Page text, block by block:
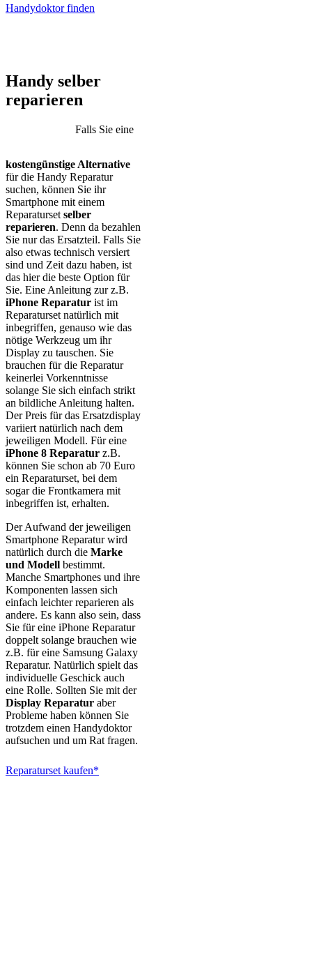
Handydoktor finden
Handy selber
reparieren
Falls Sie eine
kostengünstige Alternative
für die Handy Reparatur
suchen, können Sie ihr
Smartphone mit einem
Reparaturset selber
reparieren. Denn da bezahlen
Sie nur das Ersatzteil. Falls Sie
also etwas technisch versiert
sind und Zeit dazu haben, ist
das hier die beste Option für
Sie. Eine Anleitung zur z.B.
iPhone Reparatur ist im
Reparaturset natürlich mit
inbegriffen, genauso wie das
nötige Werkzeug um ihr
Display zu tauschen. Sie
brauchen für die Reparatur
keinerlei Vorkenntnisse
solange Sie sich einfach strikt
an bildliche Anleitung halten.
Der Preis für das Ersatzdisplay
variiert natürlich nach dem
jeweiligen Modell. Für eine
iPhone 8 Reparatur z.B.
können Sie schon ab 70 Euro
ein Reparaturset, bei dem
sogar die Frontkamera mit
inbegriffen ist, erhalten.
Der Aufwand der jeweiligen
Smartphone Reparatur wird
natürlich durch die Marke
und Modell bestimmt.
Manche Smartphones und ihre
Komponenten lassen sich
einfach leichter reparieren als
andere. Es kann also sein, dass
Sie für eine iPhone Reparatur
doppelt solange brauchen wie
z.B. für eine Samsung Galaxy
Reparatur. Natürlich spielt das
individuelle Geschick auch
eine Rolle. Sollten Sie mit der
Display Reparatur aber
Probleme haben können Sie
trotzdem einen Handydoktor
aufsuchen und um Rat fragen.
Reparaturset kaufen*